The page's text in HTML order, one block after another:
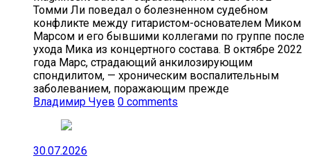
Томми Ли поведал о болезненном судебном
конфликте между гитаристом-основателем Миком
Марсом и его бывшими коллегами по группе после
ухода Мика из концертного состава. В октябре 2022
года Марс, страдающий анкилозирующим
спондилитом, — хроническим воспалительным
заболеванием, поражающим прежде
Владимир Чуев 0 comments
30.07.2026